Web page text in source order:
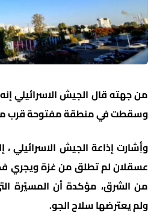
قال الجيش الاسرائيلي إنه
في منطقة مفتوحة قرب مدينة
إذاعة الجيش الاسرائيلي ، إلى
لم تطلق من غزة ويجري فحص
مؤكدة أن المسيّرة التي
سلاح الجو.